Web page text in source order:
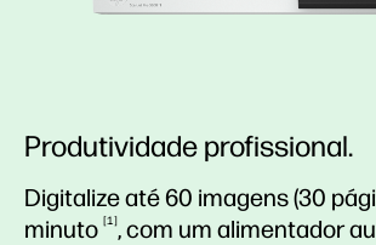
Produtividade profissional.
Digitalize até 60 imagens (30
minuto
1 , com um alimentador